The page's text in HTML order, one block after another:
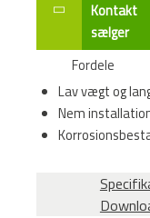
Kontakt
sælger
Fordele
Lav vægt og
Nem